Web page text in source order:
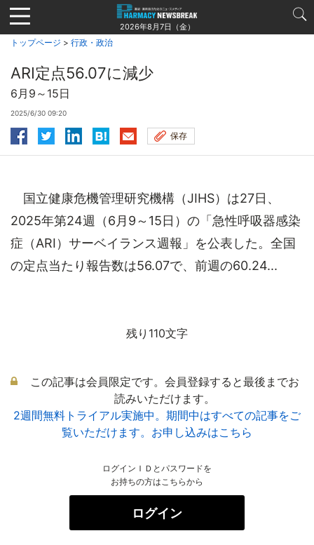
Jump
to
navigation
2026年8月7日（金）
トップページ > 行政・政治
ARI定点56.07に減少
6月9～15日
2025/6/30 09:20
保存
国立健康危機管理研究機構（JIHS）は27日、
2025年第24週（6月9～15日）の「急性呼吸器感染
症（ARI）サーベイランス週報」を公表した。全国
の定点当たり報告数は56.07で、前週の60.24...
残り110文字
この記事は会員限定です。会員登録すると最後までお
読みいただけます。
2週間無料トライアル実施中。期間中はすべての記事をご
覧いただけます。お申し込みはこちら
ログインＩＤとパスワードを
お持ちの方はこちらから
ログイン